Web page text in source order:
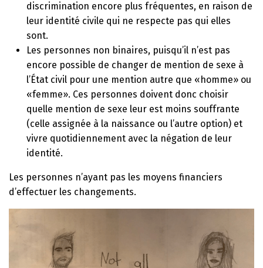
discrimination encore plus fréquentes, en raison de
leur identité civile qui ne respecte pas qui elles
sont.
Les personnes non binaires, puisqu’il n’est pas
encore possible de changer de mention de sexe à
l’État civil pour une mention autre que «homme» ou
«femme». Ces personnes doivent donc choisir
quelle mention de sexe leur est moins souffrante
(celle assignée à la naissance ou l’autre option) et
vivre quotidiennement avec la négation de leur
identité.
Les personnes n’ayant pas les moyens financiers
d’effectuer les changements.